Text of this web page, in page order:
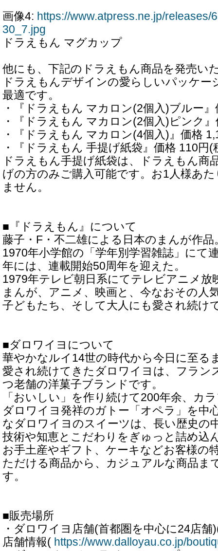
画像4: https://www.atpress.ne.jp/releases/
30_7.jpg
ドラえもん マグカップ
他にも、下記のドラえもん商品を発売い
ドラえもんデザインの愛らしいパッケー
最適です。
・『ドラえもん マカロン(2個入)ブルー
・『ドラえもん マカロン(2個入)ピンク
・『ドラえもん マカロン(4個入)』価格
・『ドラえもん 手提げ紙袋』価格 110円(
ドラえもん手提げ紙袋は、ドラえもん商
げの方のみご購入可能です。お1人様あ
ません。
■『ドラえもん』について
藤子・F・不二雄による日本のまんが作品
1970年小学館の「学年別学習雑誌」にて
年には、連載開始50周年を迎えた。
1979年テレビ朝日系にてテレビアニメ放
まんが、アニメ、映画と、今なおその人
子どもたち、そして大人にも愛され続け
■ダロワイヨについて
華やかなルイ14世の時代から今日に至る
愛され続けてきたダロワイヨは、フラン
つ老舗の洋菓子ブランドです。
「おいしい」を作り続けて200年余、カ
ダロワイヨ発祥のガトー「オペラ」を中
なダロワイヨのスイーツは、長い歴史の
技術や知恵とこだわりをぎゅっと詰め込
お手土産やギフト、ケーキなどお客様の
ただける商品から、カジュアルな商品ま
す。
■販売場所
・ダロワイヨ店舗(首都圏を中心に24店
店舗情報( https://www.dalloyau.co.jp/